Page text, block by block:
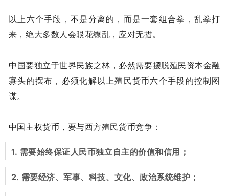
以上六个手段，不是分离的，而是一套组合拳，乱拳打
来，绝大多数人会眼花缭乱，应对无措。
中国要独立于世界民族之林，必然需要摆脱殖民资本金融
寡头的摆布，必须化解以上殖民货币六个手段的控制图
谋。
中国主权货币，要与西方殖民货币竞争：
1. 需要始终保证人民币独立自主的价值和信用；
2. 需要经济、军事、科技、文化、政治系统维护；